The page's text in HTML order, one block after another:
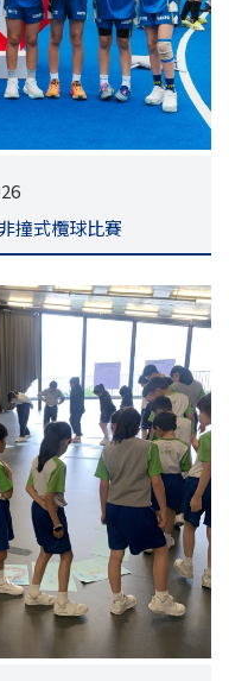
撞式欖球比賽